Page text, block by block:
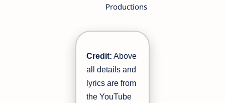
Productions
Credit: Above
all details and
lyrics are from
the YouTube